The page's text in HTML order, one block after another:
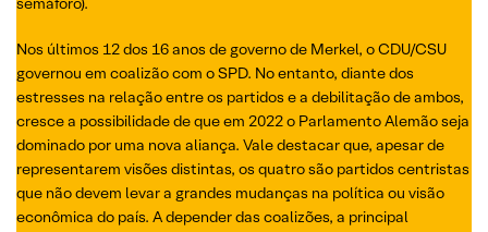
Nos últimos 12 dos 16 anos de governo de Merkel, o CDU/CSU
governou em coalizão com o SPD. No entanto, diante dos
estresses na relação entre os partidos e a debilitação de ambos,
cresce a possibilidade de que em 2022 o Parlamento Alemão seja
dominado por uma nova aliança. Vale destacar que, apesar de
representarem visões distintas, os quatro são partidos centristas
que não devem levar a grandes mudanças na política ou visão
econômica do país. A depender das coalizões, a principal